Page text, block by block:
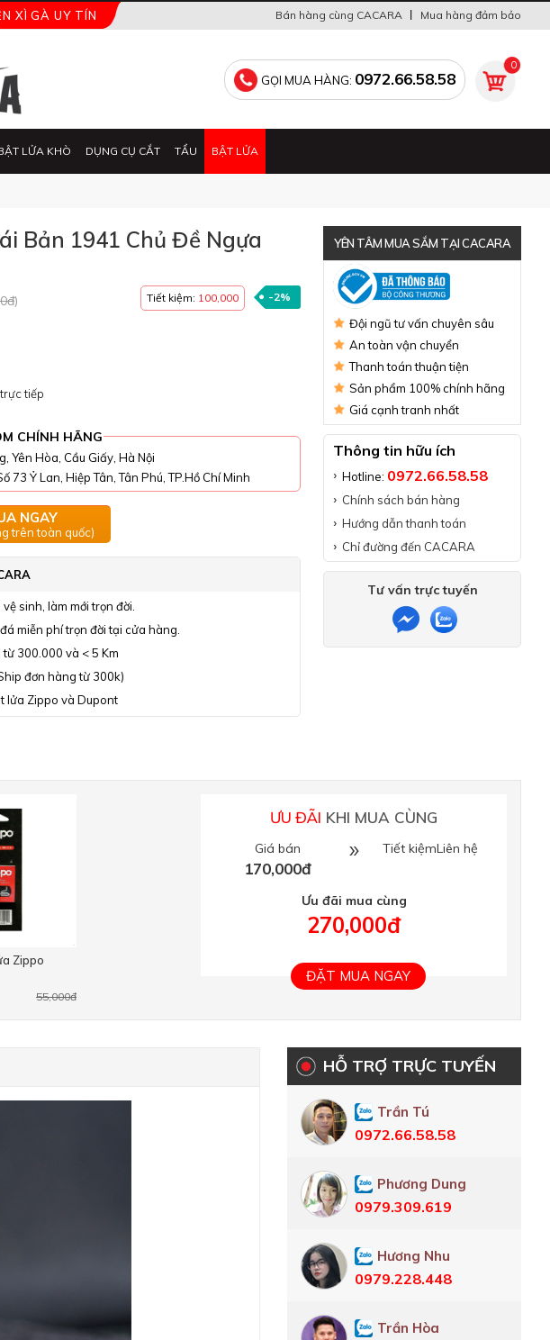
XÌ GÀ UY TÍN Mua hàng đảm bảo
Bán hàng cùng CACARA
0
GỌI MUA HÀNG: 0972.66.58.58
LỬA KHÒ DỤNG CỤ CẮT TẨU BẬT LỬA
Bản 1941 Chủ Đề Ngựa
-2%
Tiết kiệm: 100,000
)
tiếp
CHÍNH HÃNG
Yên Hòa, Cầu Giấy, Hà Nội
73 Ỷ Lan, Hiệp Tân, Tân Phú, TP.Hồ Chí Minh
NGAY
trên toàn quốc)
sinh, làm mới trọn đời.
miễn phí trọn đời tại cửa hàng.
từ 300.000 và < 5 Km
đơn hàng từ 300k)
lửa Zippo và Dupont
YÊN TÂM MUA SẮM TẠI CACARA
Đã thông báo Bộ Công Thương
Đội ngũ tư vấn chuyên sâu
An toàn vận chuyển
Thanh toán thuận tiện
Sản phẩm 100% chính hãng
Giá cạnh tranh nhất
Thông tin hữu ích
Hotline: 0972.66.58.58
Chính sách bán hàng
Hướng dẫn thanh toán
Chỉ đường đến CACARA
Tư vấn trực tuyến
Zippo
55,000đ
ƯU ĐÃI KHI MUA CÙNG
Giá bán
170,000đ
Tiết kiệmLiên hệ
Ưu đãi mua cùng
270,000đ
ĐẶT MUA NGAY
HỖ TRỢ TRỰC TUYẾN
Trần Tú
0972.66.58.58
Phương Dung
0979.309.619
Hương Nhu
0979.228.448
Trần Hòa